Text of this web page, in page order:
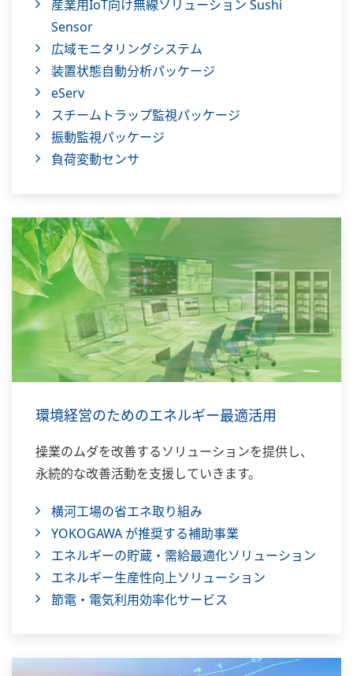
産業用IoT向け無線ソリューション Sushi
Sensor
広域モニタリングシステム
装置状態自動分析パッケージ
eServ
スチームトラップ監視パッケージ
振動監視パッケージ
負荷変動センサ
環境経営のためのエネルギー最適活用
操業のムダを改善するソリューションを提供し、
永続的な改善活動を支援していきます。
横河工場の省エネ取り組み
YOKOGAWA が推奨する補助事業
エネルギーの貯蔵・需給最適化ソリューション
エネルギー生産性向上ソリューション
節電・電気利用効率化サービス